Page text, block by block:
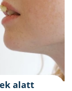
alatt